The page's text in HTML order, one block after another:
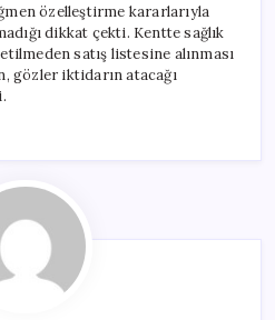
özelleştirme kararlarıyla
dikkat çekti. Kentte sağlık
satış listesine alınması
gözler iktidarın atacağı